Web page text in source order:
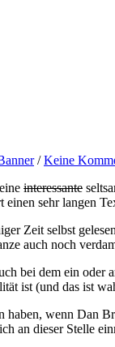
/Keine
interessante
einen sehr langen
Zeit selbst
auch noch
bei dem ein oder
ist (und das ist
haben, wenn Dan
an dieser Stelle